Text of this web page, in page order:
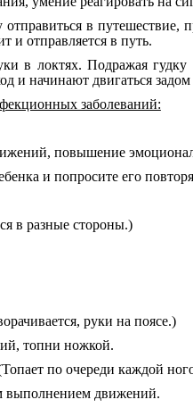
в
и отправляется в путь.
в локтях. Подражая
и начинают двигаться
заболеваний:
повышение
и попросите его
в разные стороны.)
руки на поясе.)
топни ножкой.
по очереди каждой
выполнением движений.